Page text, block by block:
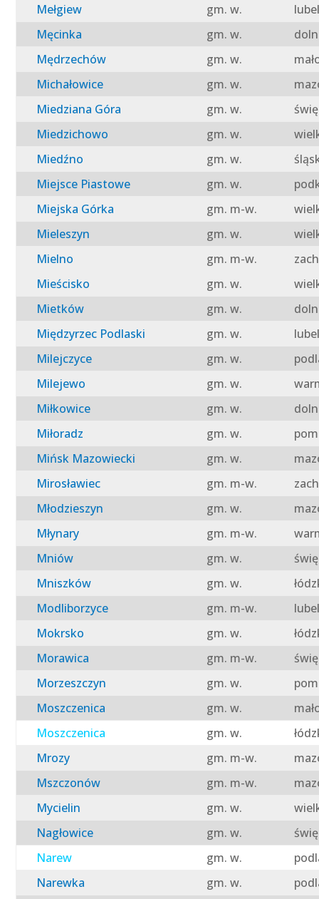
Mełgiew
gm. w.
Męcinka
gm. w.
Mędrzechów
gm. w.
Michałowice
gm. w.
Miedziana Góra
gm. w.
Miedzichowo
gm. w.
Miedźno
gm. w.
Miejsce Piastowe
gm. w.
Miejska Górka
gm. m-w.
Mieleszyn
gm. w.
Mielno
gm. m-w.
Mieścisko
gm. w.
Mietków
gm. w.
Międzyrzec Podlaski
gm. w.
Milejczyce
gm. w.
Milejewo
gm. w.
Miłkowice
gm. w.
Miłoradz
gm. w.
Mińsk Mazowiecki
gm. w.
Mirosławiec
gm. m-w.
Młodzieszyn
gm. w.
Młynary
gm. m-w.
Mniów
gm. w.
Mniszków
gm. w.
Modliborzyce
gm. m-w.
Mokrsko
gm. w.
Morawica
gm. m-w.
Morzeszczyn
gm. w.
Moszczenica
gm. w.
Moszczenica
gm. w.
Mrozy
gm. m-w.
Mszczonów
gm. m-w.
Mycielin
gm. w.
Nagłowice
gm. w.
Narew
gm. w.
Narewka
gm. w.